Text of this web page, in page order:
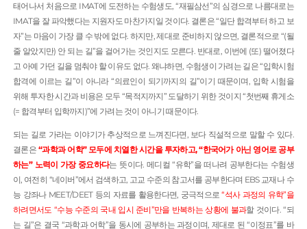
태어나서 처음으로 IMAT에 도전하는 수험생도, “재필삼선”의 심경으로 나름대로는
IMAT을 잘 파악했다는 지원자도 마찬가지일 것이다. 결론은 “일단 합격부터 하고 보
자”는 마음이 가장 클 수 밖에 없다. 하지만, 제대로 준비하지 않으면, 결론적으로 “(될
줄 알았지만) 안 되는 길”을 걸어가는 것인지도 모른다. 반대로, 이번에 (또) 떨어졌다
고 아예 가던 길을 멈춰야 할 이유도 없다. 왜냐하면, 수험생이 가려는 길은 “입학시험
합격에 이르는 길”이 아니라 “의료인이 되기까지의 길”이기 때문이며, 입학 시험을
위해 투자한 시간과 비용은 모두 “목적지까지” 도달하기 위한 것이지 “첫번째 휴게소
(= 합격부터 입학까지)”에 가려는 것이 아니기 때문이다.
되는 길로 가라는 이야기가 추상적으로 느껴진다면, 보다 직설적으로 말할 수 있다.
결론은“과학과 어학” 모두에 치열한 시간을 투자하고, “한국어가 아닌 영어로 공부
하는” 노력이 가장 중요하다는 뜻이다. 메디컬 “유학”을 떠나려 공부한다는 수험생
이, 여전히 “네이버”에서 검색하고, 고교 수준의 참고서를 공부한다며 EBS 교재나 수
능 강좌나 MEET/DEET 등의 자료를 활용한다면, 궁극적으로“석사 과정의 유학”을
하려면서도 “수능 수준의 국내 입시 준비”만을 반복하는 상황에 불과할 것이다. “되
는 길”은 결국 “과학과 어학”을 동시에 공부하는 과정이며, 제대로 된 “이정표”를 바